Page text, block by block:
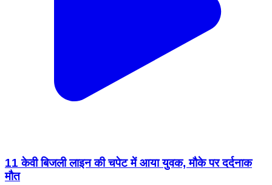
11 केवी बिजली लाइन की चपेट में आया युवक, मौके पर दर्दनाक
मौत